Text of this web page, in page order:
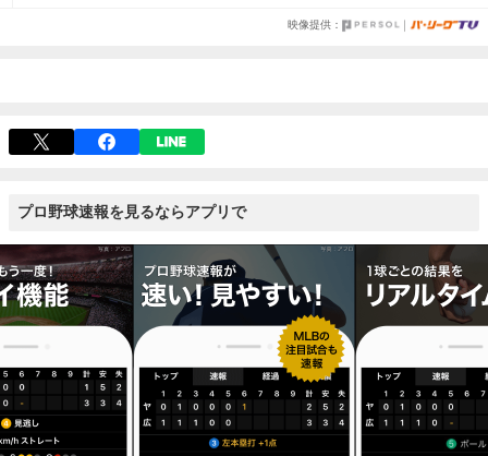
プロ野球速報を見るならアプリで